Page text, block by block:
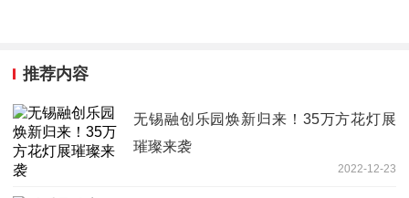
推荐内容
无锡融创乐园焕新归来！35万方花灯展
璀璨来袭
2022-12-23